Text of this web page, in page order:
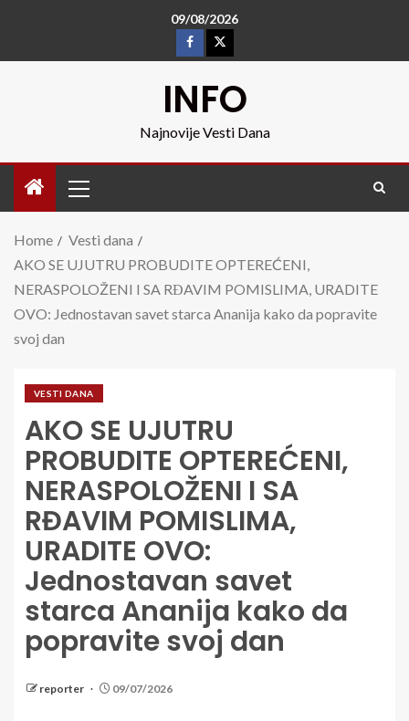
09/08/2026
INFO
Najnovije Vesti Dana
Home
Vesti dana
AKO SE UJUTRU PROBUDITE OPTEREĆENI,
NERASPOLOŽENI I SA RĐAVIM POMISLIMA, URADITE
OVO: Jednostavan savet starca Ananija kako da popravite
svoj dan
VESTI DANA
AKO SE UJUTRU
PROBUDITE OPTEREĆENI,
NERASPOLOŽENI I SA
RĐAVIM POMISLIMA,
URADITE OVO:
Jednostavan savet
starca Ananija kako da
popravite svoj dan
reporter 09/07/2026